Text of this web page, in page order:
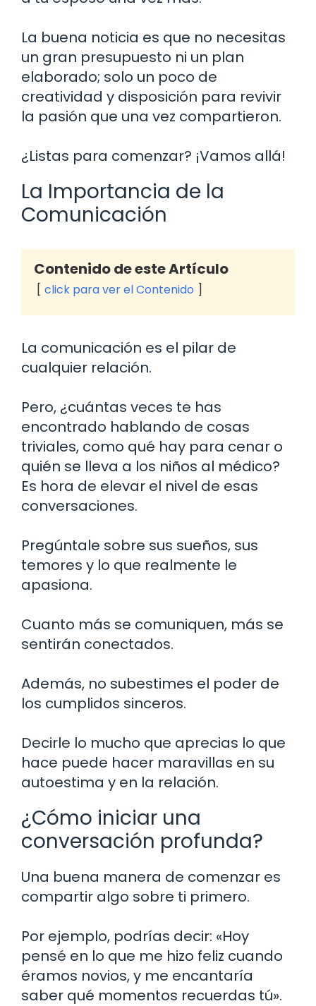
La buena noticia es que no necesitas
un gran presupuesto ni un plan
elaborado; solo un poco de
creatividad y disposición para revivir
la pasión que una vez compartieron.
¿Listas para comenzar? ¡Vamos allá!
La Importancia de la
Comunicación
Contenido de este Artículo
click para ver el Contenido
La comunicación es el pilar de
cualquier relación.
Pero, ¿cuántas veces te has
encontrado hablando de cosas
triviales, como qué hay para cenar o
quién se lleva a los niños al médico?
Es hora de elevar el nivel de esas
conversaciones.
Pregúntale sobre sus sueños, sus
temores y lo que realmente le
apasiona.
Cuanto más se comuniquen, más se
sentirán conectados.
Además, no subestimes el poder de
los cumplidos sinceros.
Decirle lo mucho que aprecias lo que
hace puede hacer maravillas en su
autoestima y en la relación.
¿Cómo iniciar una
conversación profunda?
Una buena manera de comenzar es
compartir algo sobre ti primero.
Por ejemplo, podrías decir: «Hoy
pensé en lo que me hizo feliz cuando
éramos novios, y me encantaría
saber qué momentos recuerdas tú».